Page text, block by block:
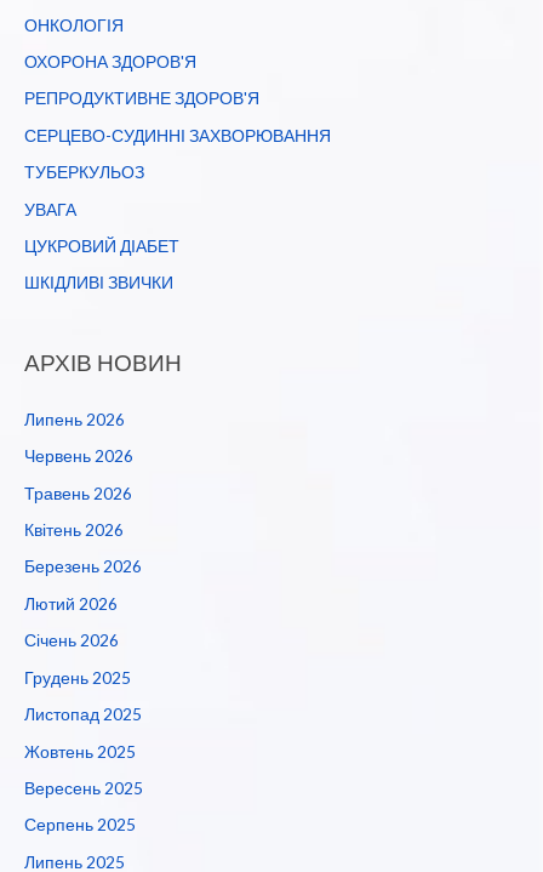
ОНКОЛОГІЯ
ОХОРОНА ЗДОРОВ'Я
РЕПРОДУКТИВНЕ ЗДОРОВ'Я
СЕРЦЕВО-СУДИННІ ЗАХВОРЮВАННЯ
ТУБЕРКУЛЬОЗ
УВАГА
ЦУКРОВИЙ ДІАБЕТ
ШКІДЛИВІ ЗВИЧКИ
АРХІВ НОВИН
Липень 2026
Червень 2026
Травень 2026
Квітень 2026
Березень 2026
Лютий 2026
Січень 2026
Грудень 2025
Листопад 2025
Жовтень 2025
Вересень 2025
Серпень 2025
Липень 2025